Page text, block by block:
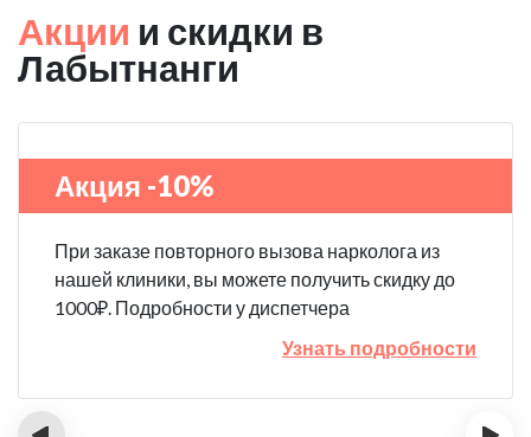
Акции и скидки в
Лабытнанги
Акция -10%
При заказе повторного вызова нарколога из
нашей клиники, вы можете получить скидку до
1000₽. Подробности у диспетчера
Узнать подробности